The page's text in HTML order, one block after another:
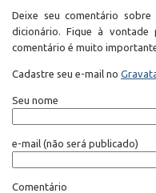
Deixe seu comentário
dicionário. Fique à
comentário é muito
Cadastre seu e-mail no
Seu nome
e-mail (não será publicado)
Comentário